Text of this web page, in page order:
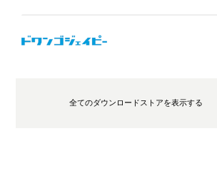
全てのダウンロードストアを表示する